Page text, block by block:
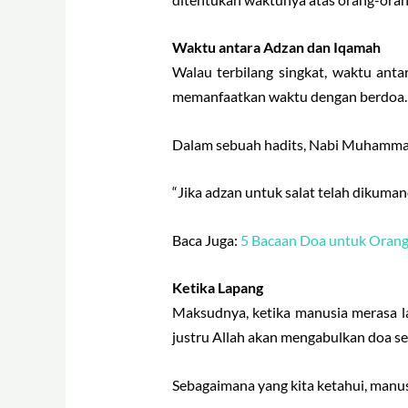
Waktu antara Adzan dan Iqamah
Walau terbilang singkat, waktu
memanfaatkan waktu dengan berdoa.
Dalam sebuah hadits, Nabi
“Jika adzan untuk salat telah
Baca Juga: 5 Bacaan Doa untuk
Ketika Lapang
Maksudnya, ketika manusia merasa
justru Allah akan mengabulkan doa
Sebagaimana yang kita ketahui,